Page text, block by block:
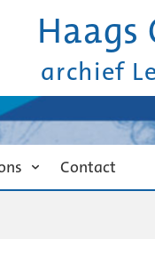
Haags
archief
Contact